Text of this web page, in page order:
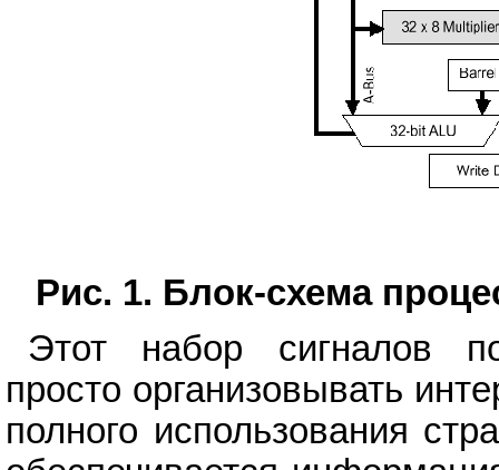
Рис. 1. Блок-схема
Этот набор сигналов
просто организовывать
полного использования